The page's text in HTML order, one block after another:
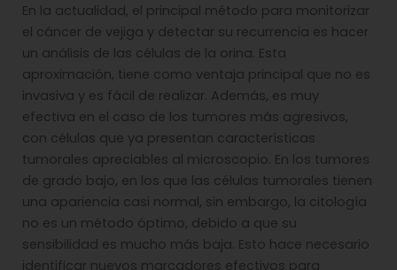
En la actualidad, el principal método para monitorizar
el cáncer de vejiga y detectar su recurrencia es hacer
un análisis de las células de la orina. Esta
aproximación, tiene como ventaja principal que no es
invasiva y es fácil de realizar. Además, es muy
efectiva en el caso de los tumores más agresivos,
con células que ya presentan características
tumorales apreciables al microscopio. En los tumores
de grado bajo, en los que las células tumorales tienen
una apariencia casi normal, sin embargo, la citología
no es un método óptimo, debido a que su
sensibilidad es mucho más baja. Esto hace necesario
identificar nuevos marcadores efectivos para